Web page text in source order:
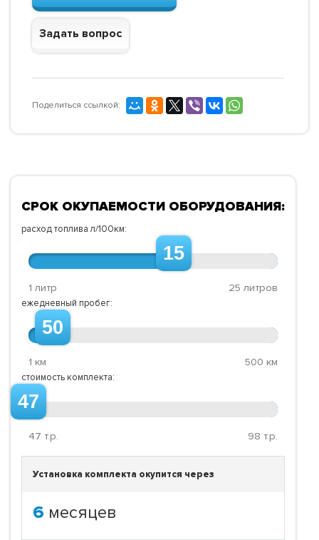
Задать вопрос
Поделиться ссылкой:
СРОК ОКУПАЕМОСТИ ОБОРУДОВАНИЯ:
расход топлива л/100км:
15
1 литр 25 литров
ежедневный пробег:
50
1 км 500 км
стоимость комплекта:
47
47 т.р. 98 т.р.
Установка комплекта окупится через
6 месяцев